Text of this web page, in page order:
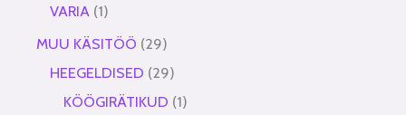
VARIA 1
MUU KÄSITÖÖ 29
HEEGELDISED 29
KÖÖGIRÄTIKUD 1